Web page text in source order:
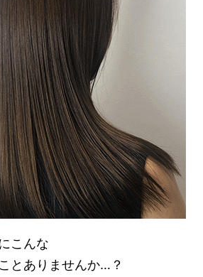
こんな
とありませんか…？